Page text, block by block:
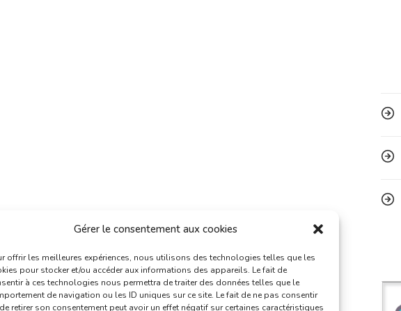
Gérer le consentement aux cookies
offrir les meilleures expériences, nous utilisons des technologies telles que les
pour stocker et/ou accéder aux informations des appareils. Le fait de
à ces technologies nous permettra de traiter des données telles que le
de navigation ou les ID uniques sur ce site. Le fait de ne pas consentir
retirer son consentement peut avoir un effet négatif sur certaines caractéristiques